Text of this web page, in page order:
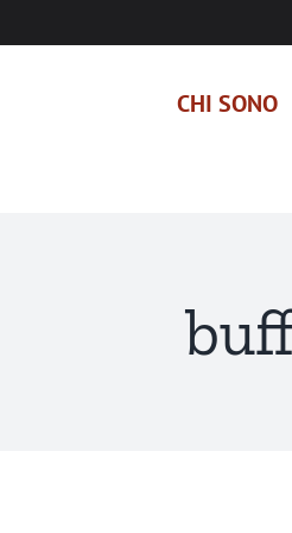
CHI SONO